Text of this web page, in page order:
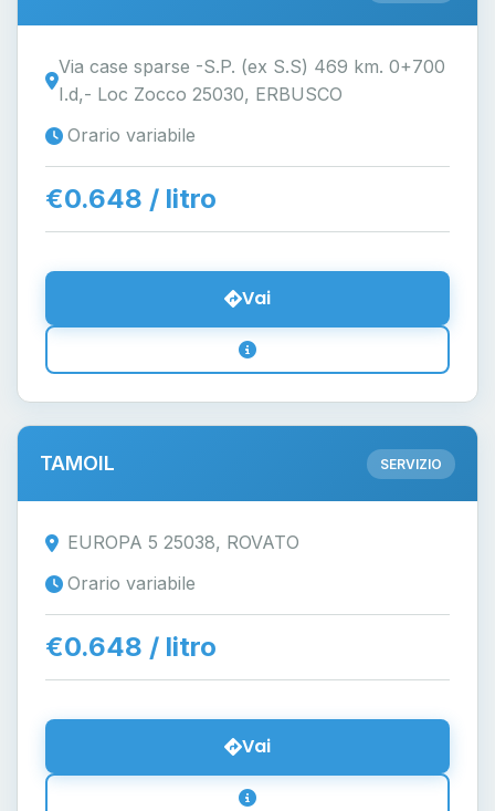
Via case sparse -S.P. (ex S.S) 469 km. 0+700
I.d,- Loc Zocco 25030, ERBUSCO
Orario variabile
€0.648 / litro
Vai
TAMOIL SERVIZIO
EUROPA 5 25038, ROVATO
Orario variabile
€0.648 / litro
Vai